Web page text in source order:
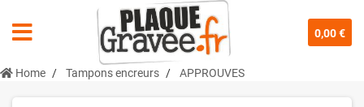
0,00 €
Home Tampons encreurs APPROUVES